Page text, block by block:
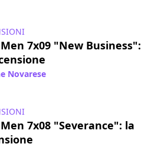
7x09 "New Business":
Novarese
7x08 "Severance": la